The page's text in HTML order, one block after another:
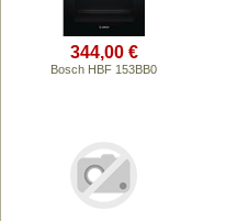
344,00 €
Bosch HBF 153BB0